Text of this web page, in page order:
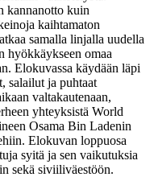
kannanotto kuin
kaihtamaton
samalla linjalla uudella
hyökkäykseen omaa
Elokuvassa käydään läpi
salailut ja puhtaat
valtakautenaan,
yhteyksistä World
Osama Bin Ladenin
Elokuvan loppuosa
syitä ja sen vaikutuksia
sekä siviiliväestöön.